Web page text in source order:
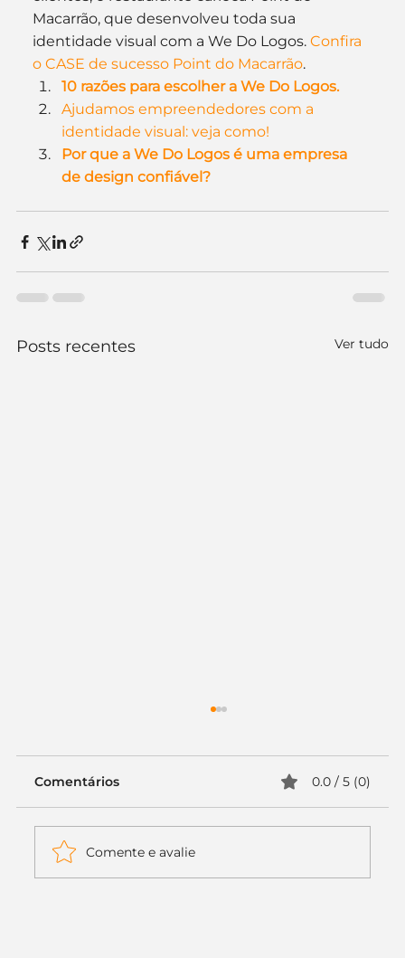
Macarrão, que desenvolveu toda sua
identidade visual com a We Do Logos. Confira
o CASE de sucesso Point do Macarrão.
10 razões para escolher a We Do Logos.
Ajudamos empreendedores com a
identidade visual: veja como!
Por que a We Do Logos é uma empresa
de design confiável?
Posts recentes Ver tudo
Comentários 0.0 / 5 (0)
Comente e avalie